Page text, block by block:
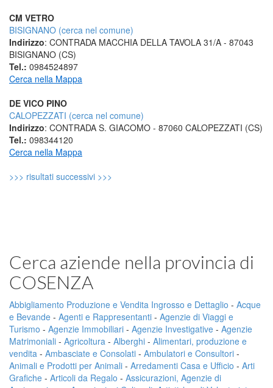
CM VETRO
BISIGNANO (cerca nel comune)
Indirizzo: CONTRADA MACCHIA DELLA TAVOLA 31/A - 87043
BISIGNANO (CS)
Tel.: 0984524897
Cerca nella Mappa
DE VICO PINO
CALOPEZZATI (cerca nel comune)
Indirizzo: CONTRADA S. GIACOMO - 87060 CALOPEZZATI (CS)
Tel.: 098344120
Cerca nella Mappa
>>> risultati successivi >>>
Cerca aziende nella provincia di
COSENZA
Abbigliamento Produzione e Vendita Ingrosso e Dettaglio - Acque
e Bevande - Agenti e Rappresentanti - Agenzie di Viaggi e
Turismo - Agenzie Immobiliari - Agenzie Investigative - Agenzie
Matrimoniali - Agricoltura - Alberghi - Alimentari, produzione e
vendita - Ambasciate e Consolati - Ambulatori e Consultori -
Animali e Prodotti per Animali - Arredamenti Casa e Ufficio - Arti
Grafiche - Articoli da Regalo - Assicurazioni, Agenzie di